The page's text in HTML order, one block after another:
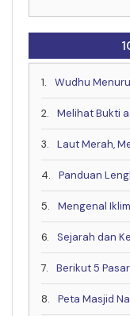
1. Wudhu
2. Melihat Bukti
3. Laut Merah,
4.
5. Mengenal
6.
7.
8. Peta Masjid